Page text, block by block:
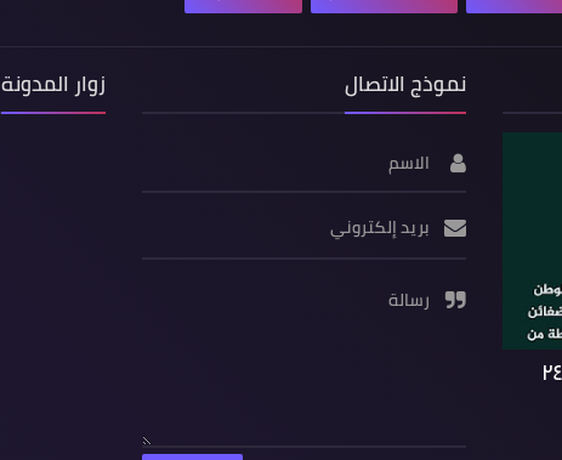
نموذج الاتصال
الاسم
بريد إلكتروني
رسالة
زوار المدونة